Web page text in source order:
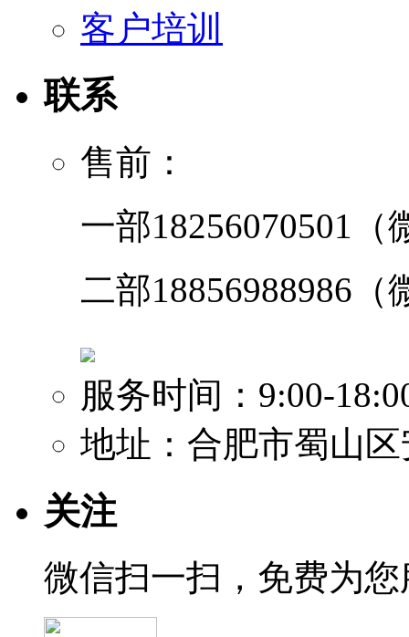
客户培训
联系
售前：
一部18256070501（
二部18856988986（
服务时间：9:00-
地址：合肥市蜀山
关注
微信扫一扫，免费为您